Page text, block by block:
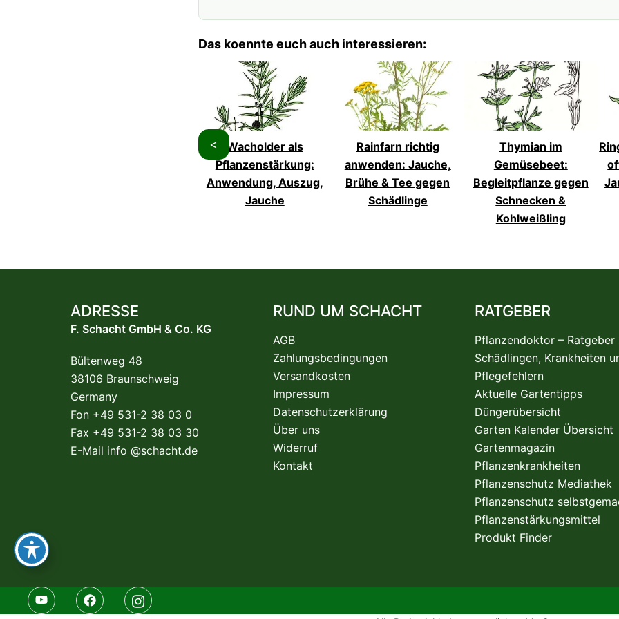
Das koennte euch auch interessieren:
Wacholder als
Pflanzenstärkung:
Anwendung, Auszug,
Jauche
Rainfarn richtig
anwenden: Jauche,
Brühe & Tee gegen
Schädlinge
Thymian im
Gemüsebeet:
Begleitpflanze gegen
Schnecken &
Kohlweißling
<
ADRESSE
F. Schacht GmbH & Co. KG
Bültenweg 48
38106 Braunschweig
Germany
Fon +49 531-2 38 03 0
Fax +49 531-2 38 03 30
E-Mail info @schacht.de
RUND UM SCHACHT
AGB
Zahlungsbedingungen
Versandkosten
Impressum
Datenschutzerklärung
Über uns
Widerruf
Kontakt
RATGEBER
Pflanzendoktor – Ratgeber
Schädlingen, Krankheiten
Pflegefehlern
Aktuelle Gartentipps
Düngerübersicht
Garten Kalender Übersicht
Gartenmagazin
Pflanzenkrankheiten
Pflanzenschutz Mediathek
Pflanzenschutz
Pflanzenstärkungsmittel
Produkt Finder